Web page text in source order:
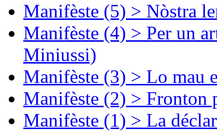
Manifèste (5) > Nòstra
Manifèste (4) > Per un
Miniussi)
Manifèste (3) > Lo mau
Manifèste (2) > Fronton
Manifèste (1) > La